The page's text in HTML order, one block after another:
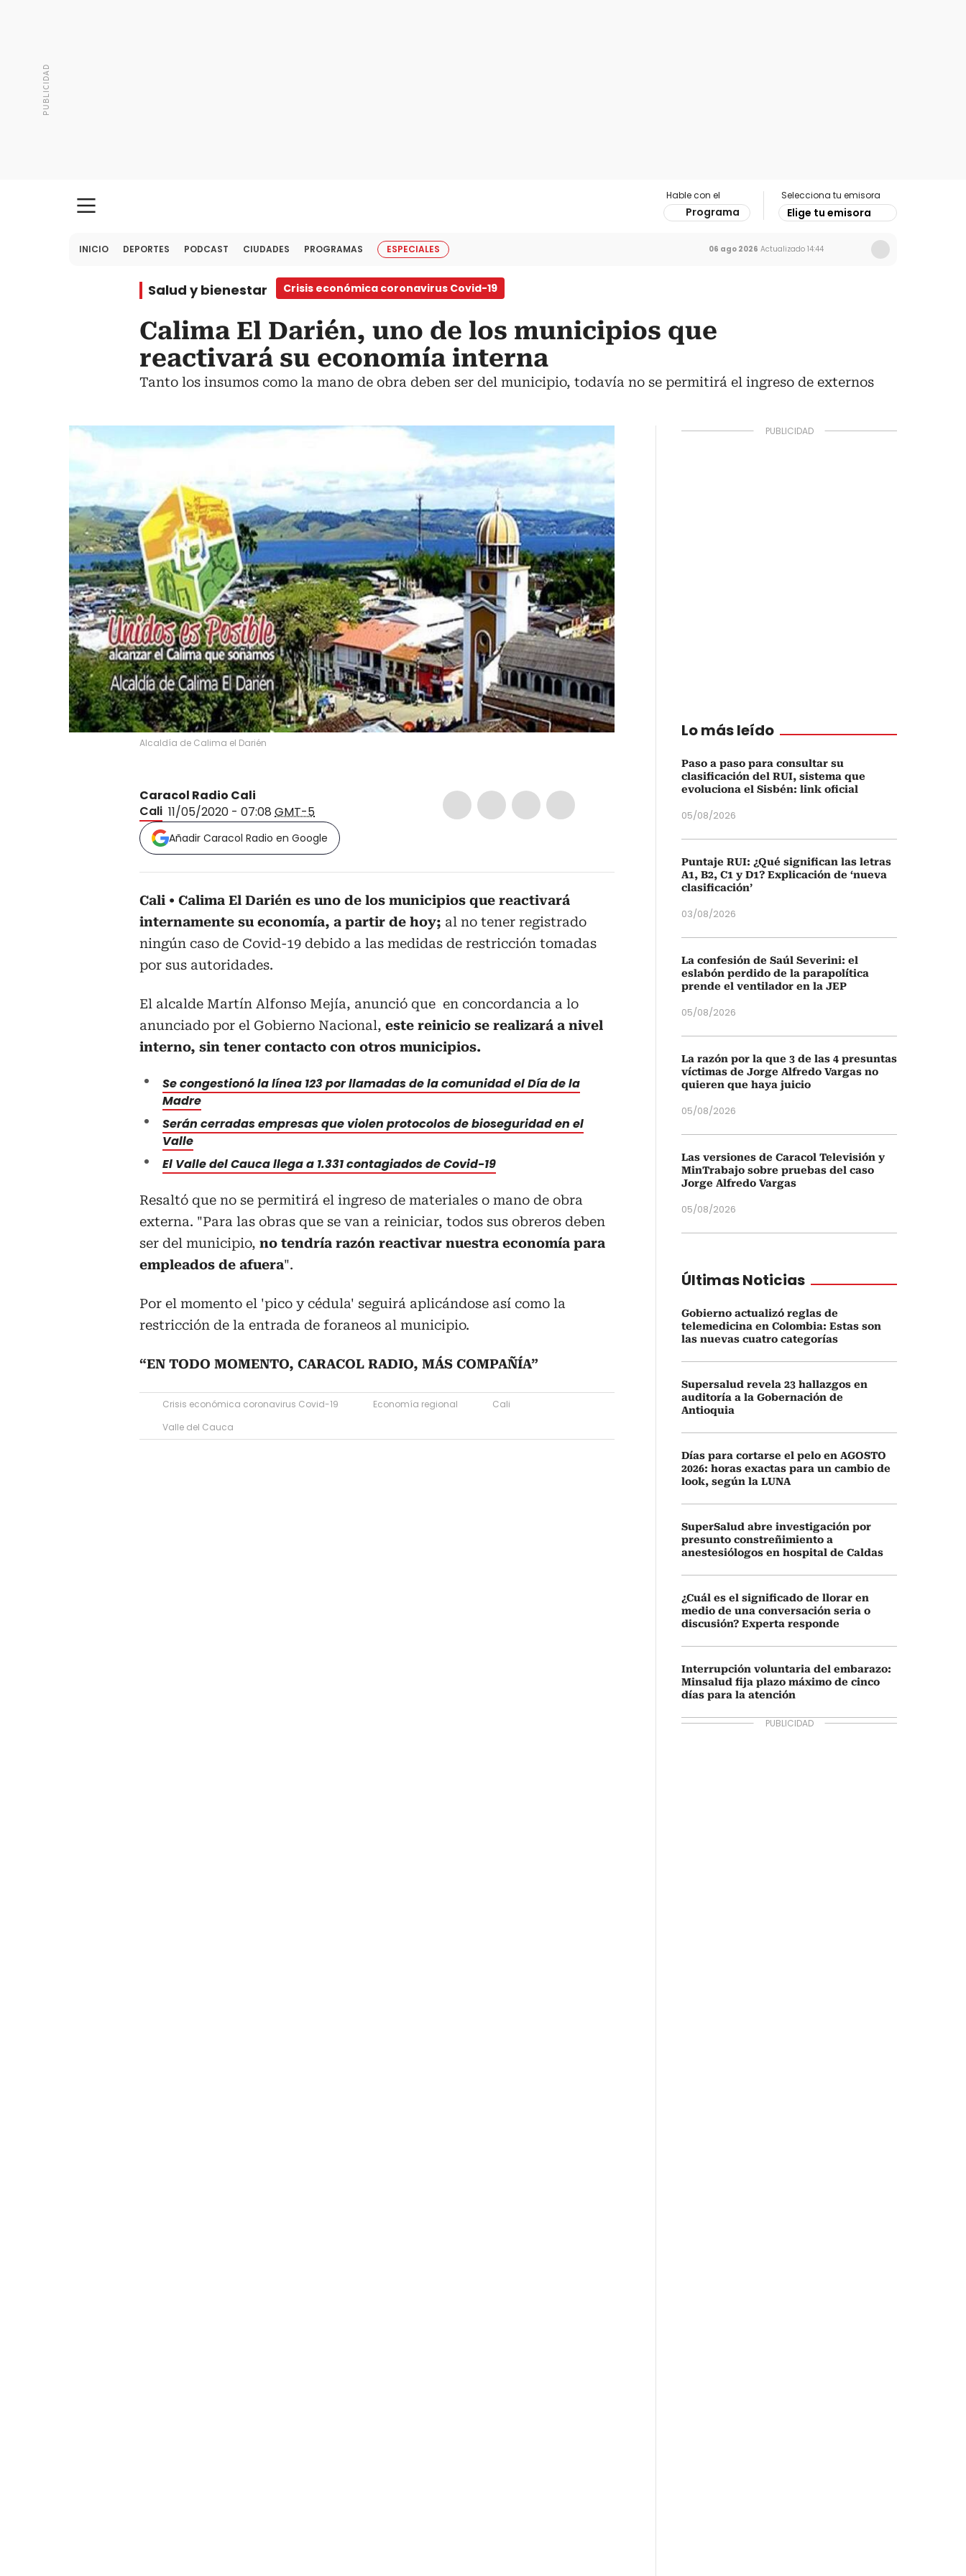
Hable con el
Programa
Selecciona tu emisora
Elige tu emisora
INICIO DEPORTES PODCAST CIUDADES PROGRAMAS ESPECIALES 06 ago 2026 Actualizado 14:44
Salud y bienestar Crisis económica coronavirus Covid-19
Calima El Darién, uno de los municipios que
reactivará su economía interna
Tanto los insumos como la mano de obra deben ser del municipio, todavía no se permitirá el ingreso de externos
Alcaldía de Calima el Darién
Caracol Radio Cali
Cali 11/05/2020 - 07:08 GMT-5
Añadir Caracol Radio en Google
Cali
Calima El Darién es uno de los municipios que reactivará
internamente su economía, a partir de hoy; al no tener registrado
ningún caso de Covid-19 debido a las medidas de restricción tomadas
por sus autoridades.
El alcalde Martín Alfonso Mejía, anunció que en concordancia a lo
anunciado por el Gobierno Nacional, este reinicio se realizará a nivel
interno, sin tener contacto con otros municipios.
Se congestionó la línea 123 por llamadas de la comunidad el Día de la
Madre
Serán cerradas empresas que violen protocolos de bioseguridad en el
Valle
El Valle del Cauca llega a 1.331 contagiados de Covid-19
Resaltó que no se permitirá el ingreso de materiales o mano de obra
externa. "Para las obras que se van a reiniciar, todos sus obreros deben
ser del municipio, no tendría razón reactivar nuestra economía para
empleados de afuera".
Por el momento el 'pico y cédula' seguirá aplicándose así como la
restricción de la entrada de foraneos al municipio.
“EN TODO MOMENTO, CARACOL RADIO, MÁS COMPAÑÍA”
Crisis económica coronavirus Covid-19 Economía regional
Cali
Valle del Cauca
Lo más leído
Paso a paso para consultar su
clasificación del RUI, sistema que
evoluciona el Sisbén: link oficial
05/08/2026
Puntaje RUI: ¿Qué significan las letras
A1, B2, C1 y D1? Explicación de ‘nueva
clasificación’
03/08/2026
La confesión de Saúl Severini: el
eslabón perdido de la parapolítica
prende el ventilador en la JEP
05/08/2026
La razón por la que 3 de las 4 presuntas
víctimas de Jorge Alfredo Vargas no
quieren que haya juicio
05/08/2026
Las versiones de Caracol Televisión y
MinTrabajo sobre pruebas del caso
Jorge Alfredo Vargas
05/08/2026
Últimas Noticias
Gobierno actualizó reglas de
telemedicina en Colombia: Estas son
las nuevas cuatro categorías
Supersalud revela 23 hallazgos en
auditoría a la Gobernación de
Antioquia
Días para cortarse el pelo en AGOSTO
2026: horas exactas para un cambio de
look, según la LUNA
SuperSalud abre investigación por
presunto constreñimiento a
anestesiólogos en hospital de Caldas
¿Cuál es el significado de llorar en
medio de una conversación seria o
discusión? Experta responde
Interrupción voluntaria del embarazo:
Minsalud fija plazo máximo de cinco
días para la atención